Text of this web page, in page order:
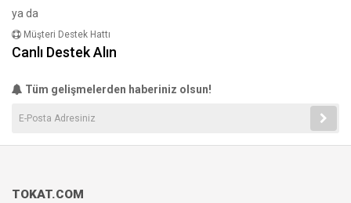
ya da
Müşteri Destek Hattı
Canlı Destek Alın
Tüm gelişmelerden haberiniz olsun!
TOKAT.COM